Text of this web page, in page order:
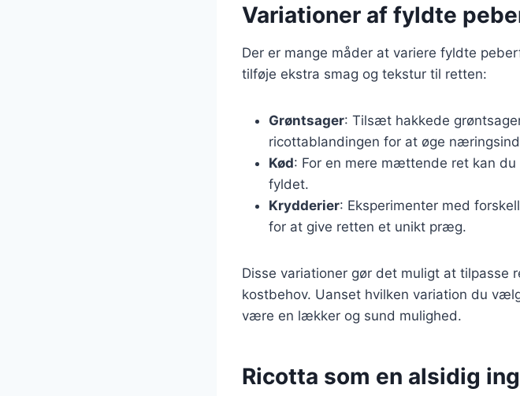
Variationer af fyldte
Der er mange måder at variere fyldte
tilføje ekstra smag og tekstur til retten:
Grøntsager: Tilsæt hakkede
ricottablandingen for at øge
Kød: For en mere mættende ret kan
fyldet.
Krydderier: Eksperimenter med
for at give retten et unikt præg.
Disse variationer gør det muligt at
kostbehov. Uanset hvilken variation du
være en lækker og sund mulighed.
Ricotta som en alsidig